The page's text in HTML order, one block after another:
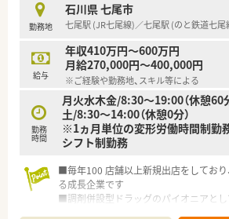
勤務地
石川県 七尾市
七尾駅 (JR七尾線)／七尾駅 (のと鉄道七尾
給与
年収410万円～600万円
月給270,000円～400,000円
※ご経験や勤務地、スキル等による
勤務
時間
月火水木金/8:30～19:00（休憩60
土/8:30～14:00（休憩0分）
※1ヵ月単位の変形労働時間制勤
シフト制勤務
■毎年100 店舗以上新規出店をしており
る成長企業です
■調剤併設型ドラッグのパイオニアとし